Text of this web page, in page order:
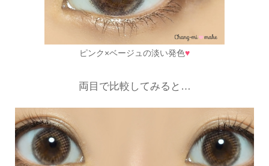
ピンク×ベージュの淡い発色♥
両目で比較してみると…